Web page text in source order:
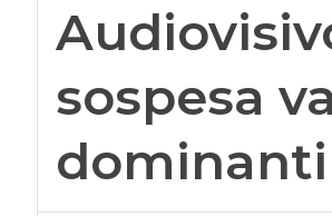
sospesa
dominanti